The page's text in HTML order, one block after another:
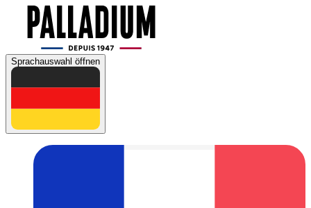
Sprachauswahl öffnen